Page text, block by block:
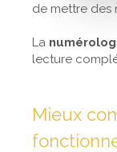
de mettre des
La
lecture
Mieux